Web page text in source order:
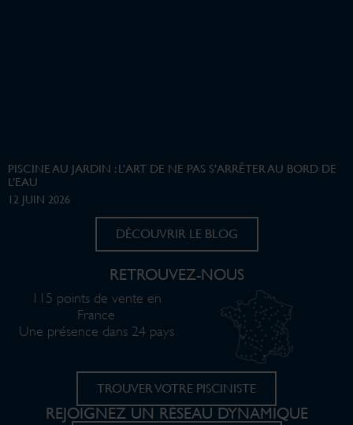
PISCINE AU JARDIN : L’ART DE NE PAS S’ARRÊTER AU BORD DE
L’EAU
12 JUIN 2026
DÉCOUVRIR LE BLOG
RETROUVEZ-NOUS
115 points de vente en
France
Une présence dans 24 pays
TROUVER VOTRE PISCINISTE
REJOIGNEZ UN RÉSEAU DYNAMIQUE